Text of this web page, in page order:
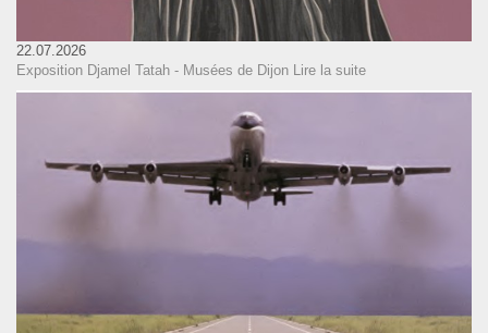
22.07.2026
Exposition Djamel Tatah - Musées de Dijon Lire la suite